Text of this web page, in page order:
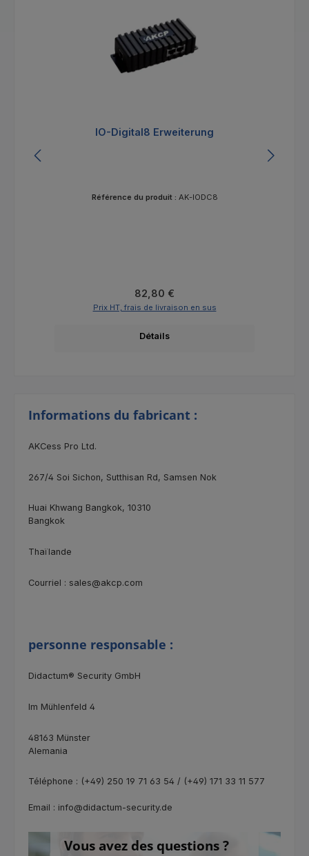
IO-Digital8 Erweiterung
Référence du produit : AK-IODC8
Prix régulier :
82,80 €
Prix HT, frais de livraison en sus
Détails
Informations du fabricant :
AKCess Pro Ltd.
267/4 Soi Sichon, Sutthisan Rd, Samsen Nok
Huai Khwang Bangkok, 10310
Bangkok
Thaïlande
Courriel : sales@akcp.com
personne responsable :
Didactum® Security GmbH
Im Mühlenfeld 4
48163 Münster
Alemania
Téléphone : (+49) 250 19 71 63 54 / (+49) 171 33 11 577
Email : info@didactum-security.de
Vous avez des questions ?